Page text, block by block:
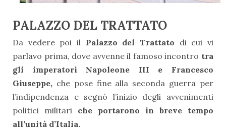
PALAZZO DEL TRATTATO
Da vedere poi il Palazzo del Trattato di cui vi
parlavo prima, dove avvenne il famosoincontro tra
gli imperatori Napoleone III e Francesco
Giuseppe, che pose fine alla seconda guerra per
l’indipendenza e segnò l’inizio degli avvenimenti
politici militari che portarono in breve tempo
all’unità d’Italia.